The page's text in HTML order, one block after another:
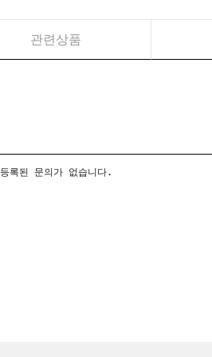
관련상품
등록된 문의가 없습니다.